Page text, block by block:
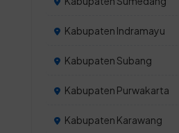
Kabupaten Indramayu
Kabupaten Subang
Kabupaten Purwakarta
Kabupaten Karawang